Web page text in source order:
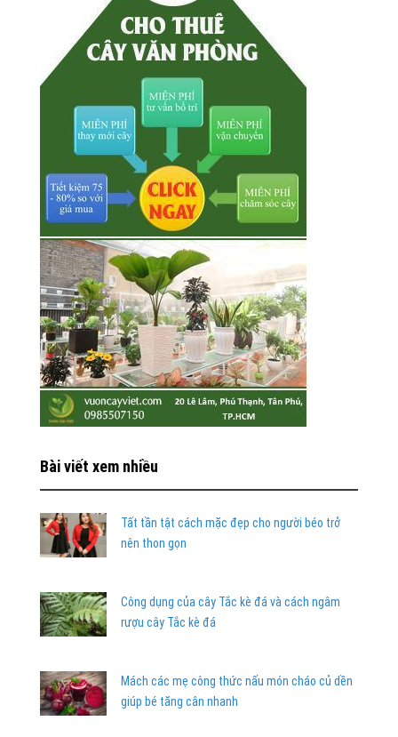
Bài viết xem nhiều
Tất tần tật cách mặc đẹp cho người béo trở
nên thon gọn
Công dụng của cây Tắc kè đá và cách ngâm
rượu cây Tắc kè đá
Mách các mẹ công thức nấu món cháo củ dền
giúp bé tăng cân nhanh